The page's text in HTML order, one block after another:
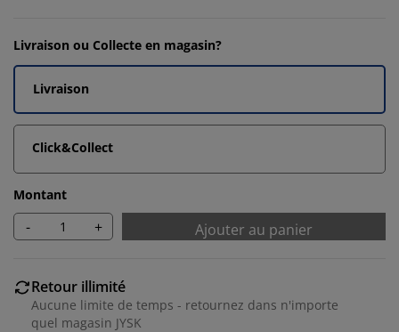
Livraison ou Collecte en magasin?
Livraison
Click&Collect
Montant
- + Ajouter au panier
Retour illimité
Aucune limite de temps - retournez dans n'importe
quel magasin JYSK